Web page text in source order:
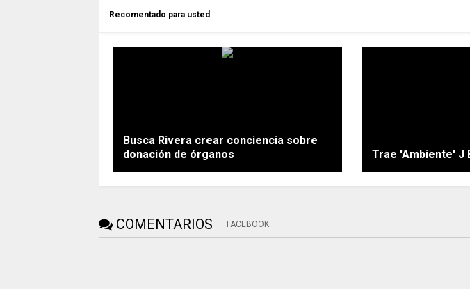
Recomentado para usted
Busca Rivera crear conciencia sobre
donación de órganos
Trae 'Ambiente' J
COMENTARIOS FACEBOOK: